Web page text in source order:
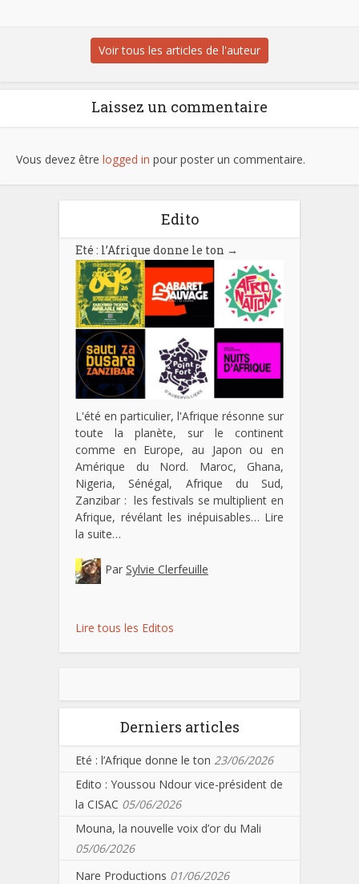
Voir tous les articles de l'auteur
Laissez un commentaire
Vous devez être logged in pour poster un commentaire.
Edito
Eté : l’Afrique donne le ton →
L'été en particulier, l'Afrique résonne sur
toute la planète, sur le continent
comme en Europe, au Japon ou en
Amérique du Nord. Maroc, Ghana,
Nigeria, Sénégal, Afrique du Sud,
Zanzibar : les festivals se multiplient en
Afrique, révélant les inépuisables… Lire
la suite…
Par Sylvie Clerfeuille
Lire tous les Editos
Derniers articles
Eté : l’Afrique donne le ton 23/06/2026
Edito : Youssou Ndour vice-président de
la CISAC 05/06/2026
Mouna, la nouvelle voix d’or du Mali
05/06/2026
Nare Productions 01/06/2026